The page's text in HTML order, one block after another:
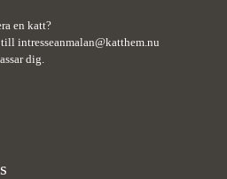
en katt?
till intresseanmalan@katthem.nu
dig.